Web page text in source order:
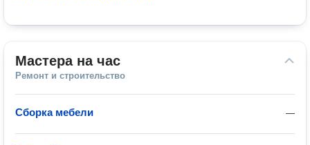
Мастера на час
Ремонт и строительство
—
Сборка мебели